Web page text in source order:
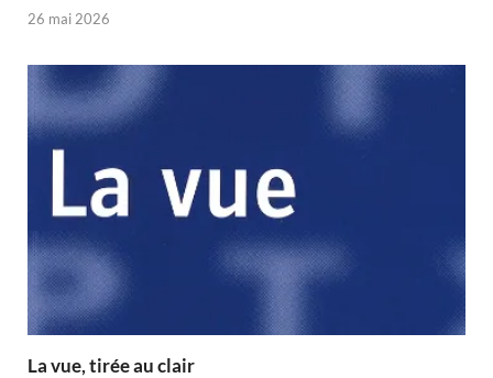
26 mai 2026
La vue, tirée au clair